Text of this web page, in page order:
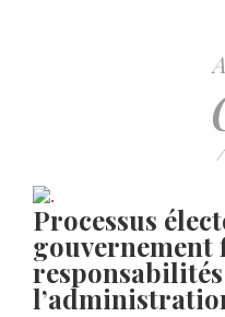
Processus
gouvernement